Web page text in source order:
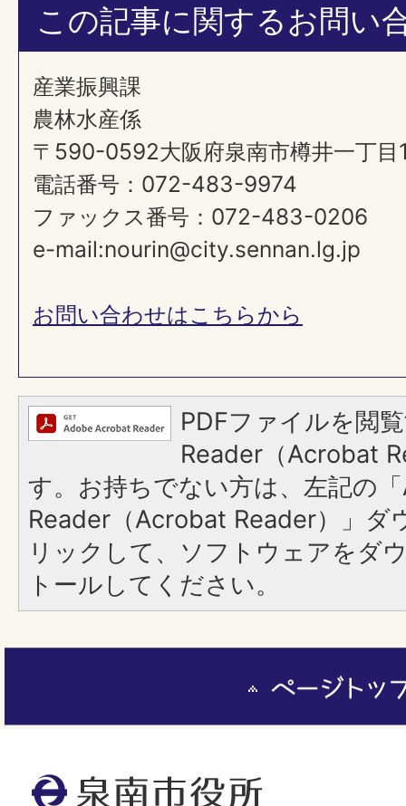
この記事に関するお問い
産業振興課
農林水産係
〒590-0592大阪府泉南市樽井一丁目
電話番号：072-483-9974
ファックス番号：072-483-0206
e-mail:nourin@city.sennan.lg.jp
お問い合わせはこちらから
PDFファイルを閲
Reader（Acrobat
す。お持ちでない方は、左記の
Reader（Acrobat Reader）」ダ
リックして、ソフトウェアをダ
トールしてください。
泉